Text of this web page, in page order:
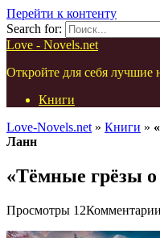
Перейти к контенту
Search for:
Love - Novels.net
Откройте для себя лучшие
Книги
Love-Novels.net » Книги »
Ланн
«Тёмные грёзы
Просмотры 12Комментарии